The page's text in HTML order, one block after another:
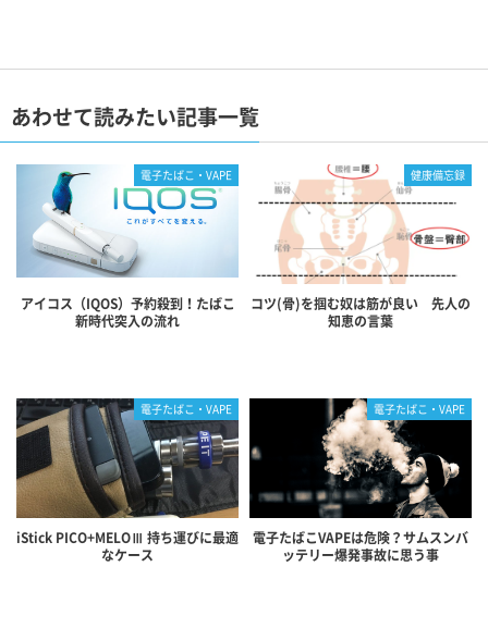
あわせて読みたい記事一覧
電子たばこ・VAPE
アイコス（IQOS）予約殺到！たばこ
新時代突入の流れ
健康備忘録
コツ(骨)を掴む奴は筋が良い 先人の
知恵の言葉
電子たばこ・VAPE
iStick PICO+MELOⅢ 持ち運びに最適
なケース
電子たばこ・VAPE
電子たばこVAPEは危険？サムスンバ
ッテリー爆発事故に思う事